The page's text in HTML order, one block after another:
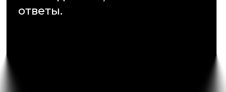
Научитесь быстро замечать,
где собеседник ошибается